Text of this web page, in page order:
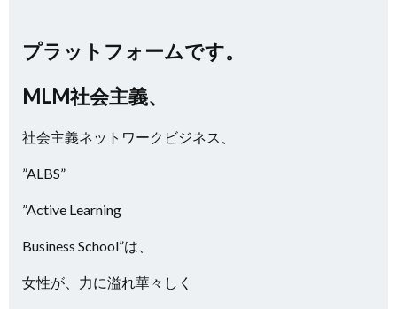
プラットフォームです。
MLM社会主義、
社会主義ネットワークビジネス、
”ALBS”
”Active Learning
Business School”は、
女性が、力に溢れ華々しく